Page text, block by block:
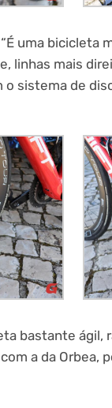
uma bicicleta
linhas mais
sistema de
bastante ágil,
a da Orbea,